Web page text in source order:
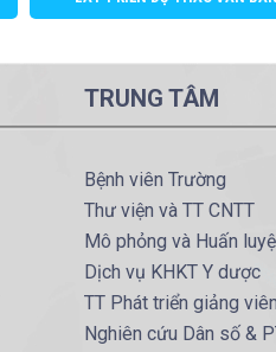
TRUNG TÂM
Bệnh viên Trường
Thư viện và TT CNTT
Mô phỏng và Huấn
Dịch vụ KHKT Y dược
TT Phát triển giảng
Nghiên cứu Dân số &